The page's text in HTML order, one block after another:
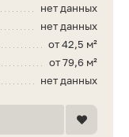
нет данных
нет данных
от 42,5 м²
от 79,6 м²
нет данных